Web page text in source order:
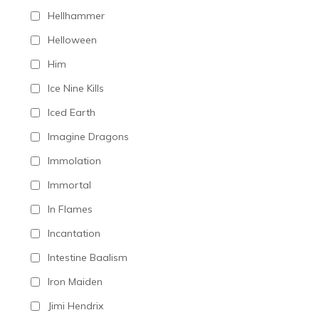
Hellhammer
Helloween
Him
Ice Nine Kills
Iced Earth
Imagine Dragons
Immolation
Immortal
In Flames
Incantation
Intestine Baalism
Iron Maiden
Jimi Hendrix